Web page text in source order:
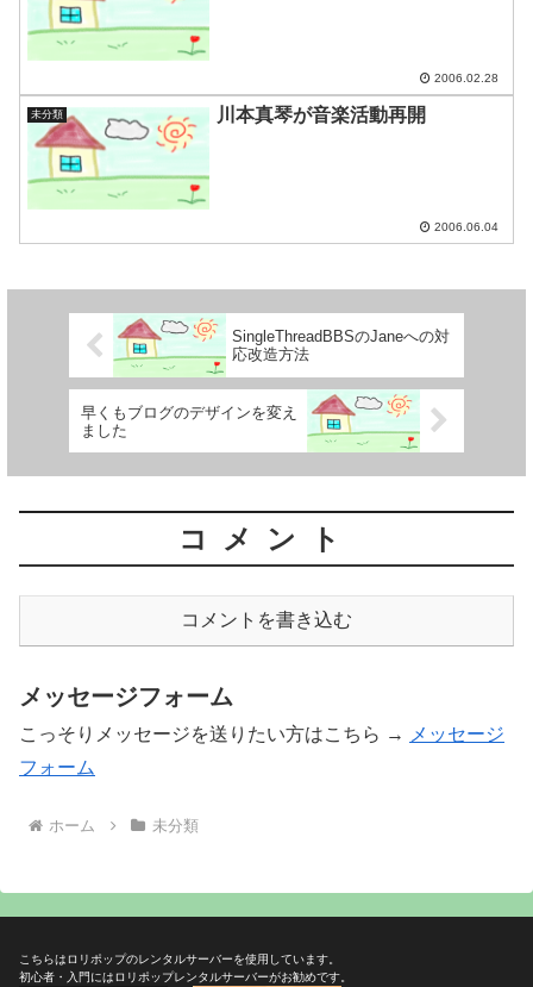
2006.02.28
未分類 川本真琴が音楽活動再開
2006.06.04
SingleThreadBBSのJaneへの対
応改造方法
早くもブログのデザインを変え
ました
コメント
コメントを書き込む
メッセージフォーム
こっそりメッセージを送りたい方はこちら →
メッセージ
フォーム
ホーム 未分類
こちらはロリポップのレンタルサーバーを使用しています。
初心者・入門にはロリポップレンタルサーバーがお勧めです。